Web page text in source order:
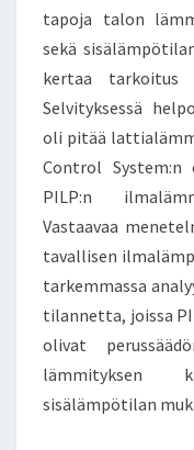
tapoja talon
sekä
kertaa tarkoitus
Selvityksessä
oli pitää
Control System:n
PILP:n
Vastaavaa
tavallisen
tarkemmassa
tilannetta, joissa
olivat
lämmityksen
sisälämpötilan